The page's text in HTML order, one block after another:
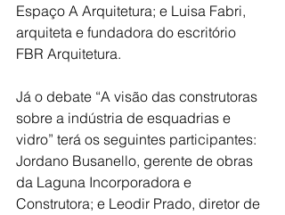
Espaço A Arquitetura; e Luisa Fabri,
arquiteta e fundadora do escritório
FBR Arquitetura.
Já o debate “A visão das construtoras
sobre a indústria de esquadrias e
vidro” terá os seguintes participantes:
Jordano Busanello, gerente de obras
da Laguna Incorporadora e
Construtora; e Leodir Prado, diretor de